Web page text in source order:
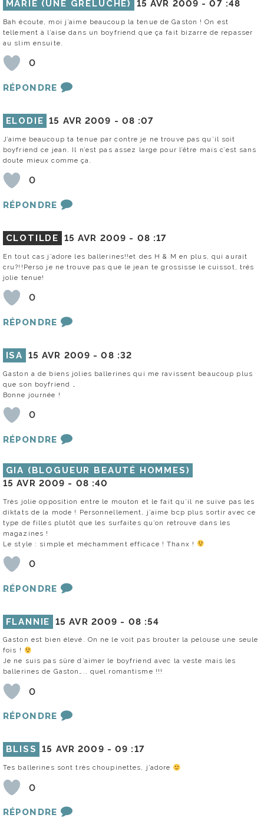
MARIE (UNE GRELUCHE) 15 AVR 2009 -07 :48
Bah écoute, moi j’aime beaucoup la tenue de Gaston ! On est
tellement à l’aise dans un boyfriend que ça fait bizarre de repasser
au slim ensuite.
0
RÉPONDRE
ELODIE 15 AVR 2009 - 08 :07
J’aime beaucoup ta tenue par contre je ne trouve pas qu’il soit
boyfriend ce jean. Il n’est pas assez large pour l’être mais c’est sans
doute mieux comme ça.
0
RÉPONDRE
CLOTILDE 15 AVR 2009 - 08 :17
En tout cas j’adore les ballerines!!et des H & M en plus, qui aurait
cru?!!Perso je ne trouve pas que le jean te grossisse le cuissot, trés
jolie tenue!
0
RÉPONDRE
ISA 15 AVR 2009 -08 :32
Gaston a de biens jolies ballerines qui me ravissent beaucoup plus
que son boyfriend …
Bonne journée !
0
RÉPONDRE
GIA (BLOGUEUR BEAUTÉ HOMMES)
15 AVR 2009 - 08 :40
Très jolie opposition entre le mouton et le fait qu’il ne suive pas les
diktats de la mode ! Personnellement, j’aime bcp plus sortir avec ce
type de filles plutôt que les surfaites qu’on retrouve dans les
magazines !
Le style : simple et méchamment efficace ! Thanx !
0
RÉPONDRE
FLANNIE 15 AVR 2009 - 08 :54
Gaston est bien élevé. On ne le voit pas brouter la pelouse une seule
fois !
Je ne suis pas sûre d’aimer le boyfriend avec la veste mais les
ballerines de Gaston….. quel romantisme !!!
0
RÉPONDRE
BLISS 15 AVR 2009 -09 :17
Tes ballerines sont très choupinettes, j’adore
0
RÉPONDRE